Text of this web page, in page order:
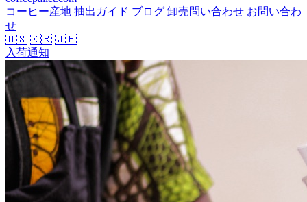
コーヒー産地 抽出ガイド ブログ 卸売問い合わせ お問い合わ
せ
🇺🇸 🇰🇷 🇯🇵
入荷通知